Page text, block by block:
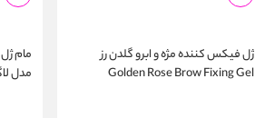
ژل فیکس کننده مژه و ابرو گلدن رز
Golden Rose Brow Fixing Gel
مام